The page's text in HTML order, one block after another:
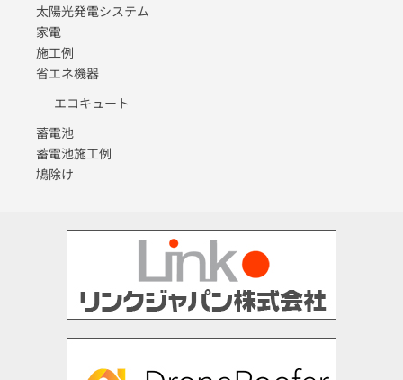
太陽光発電システム
家電
施工例
省エネ機器
エコキュート
蓄電池
蓄電池施工例
鳩除け